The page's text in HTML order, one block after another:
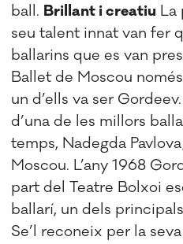
ball. Brillant i creatiu La
seu talent innat van fer
ballarins que es van
Ballet de Moscou
un d’ells va ser
d’una de les millors
temps, Nadegda
Moscou. L’any 1968
part del Teatre Bolxoi
ballarí, un dels
Se’l reconeix per la